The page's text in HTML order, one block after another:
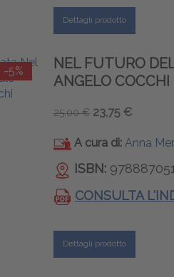
Dettagli prodotto
-5%
NEL FUTURO
ANGELO COCCHI
25,00 € 23,75 €
A cura di: Anna
ISBN:
CONSULTA
Dettagli prodotto